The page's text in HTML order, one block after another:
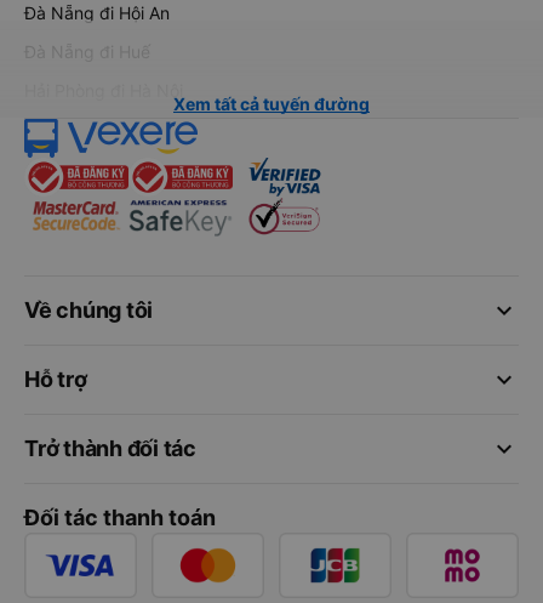
Đà Nẵng đi Hội An
Đà Nẵng đi Huế
Xem tất cả tuyến đường
keyboard_arrow_down
Về chúng tôi
keyboard_arrow_down
Hỗ trợ
keyboard_arrow_down
Trở thành đối tác
Đối tác thanh toán